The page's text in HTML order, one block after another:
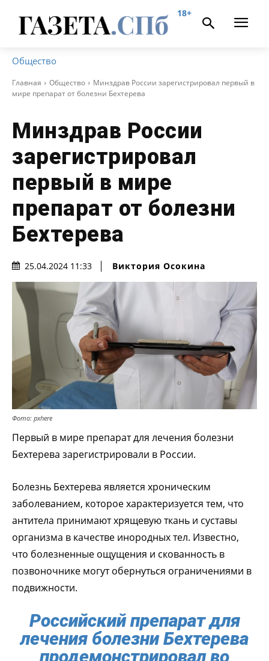
18+
Общество
Главная Общество
Минздрав России зарегистрировал первый в
мире препарат от болезни Бехтерева
Минздрав России
зарегистрировал
первый в мире
препарат от болезни
Бехтерева
25.04.2024 11:33 Виктория Осокина
Фото: pxhere
Первый в мире препарат для лечения болезни
Бехтерева зарегистрировали в России.
Болезнь Бехтерева является хроническим
заболеванием, которое характеризуется тем, что
антитела принимают хрящевую ткань и суставы
организма в качестве инородных тел. Известно,
что болезненные ощущения и скованность в
позвоночнике могут обернуться ограничениями в
подвижности.
Российский препарат для
лечения болезни Бехтерева
продемонстрировал во